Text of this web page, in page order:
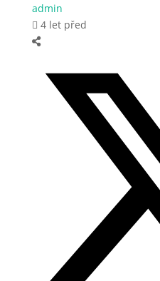
admin
4 let před